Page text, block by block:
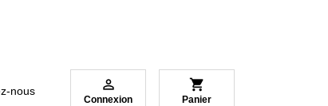
nous 
Connexion
shopping_cart
Panier